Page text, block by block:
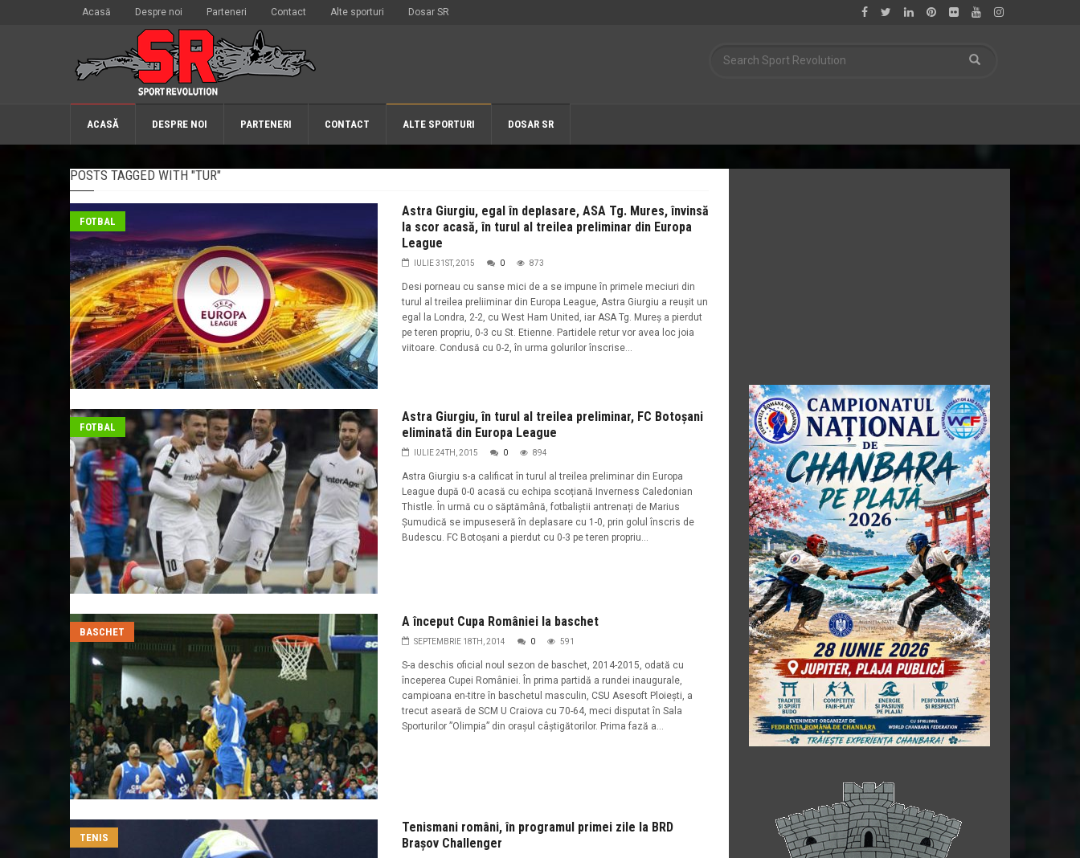
Acasă Despre noi Parteneri Contact Alte sporturi Dosar SR
ACASĂ DESPRE NOI PARTENERI CONTACT ALTE SPORTURI DOSAR SR
POSTS TAGGED WITH "TUR"
FOTBAL
Astra Giurgiu, egal în deplasare, ASA Tg. Mures, învinsă
la scor acasă, în turul al treilea preliminar din Europa
League
IULIE 31ST, 2015 0 873
Desi porneau cu sanse mici de a se impune în primele meciuri din
turul al treilea preliiminar din Europa League, Astra Giurgiu a reușit un
egal la Londra, 2-2, cu West Ham United, iar ASA Tg. Mureș a pierdut
pe teren propriu, 0-3 cu St. Etienne. Partidele retur vor avea loc joia
viitoare. Condusă cu 0-2, în urma golurilor înscrise...
FOTBAL
Astra Giurgiu, în turul al treilea preliminar, FC Botoșani
eliminată din Europa League
IULIE 24TH, 2015 0 894
Astra Giurgiu s-a calificat în turul al treilea preliminar din Europa
League după 0-0 acasă cu echipa scoțiană Inverness Caledonian
Thistle. În urmă cu o săptămână, fotbaliștii antrenați de Marius
Șumudică se impuseseră în deplasare cu 1-0, prin golul înscris de
Budescu. FC Botoșani a pierdut cu 0-3 pe teren propriu...
BASCHET
A început Cupa României la baschet
SEPTEMBRIE 18TH, 2014 0 591
S-a deschis oficial noul sezon de baschet, 2014-2015, odată cu
începerea Cupei României. În prima partidă a rundei inaugurale,
campioana en-titre în baschetul masculin, CSU Asesoft Ploiești, a
trecut aseară de SCM U Craiova cu 70-64, meci disputat în Sala
Sporturilor ”Olimpia” din orașul câștigătorilor. Prima fază a...
TENIS
Tenismani români, în programul primei zile la BRD
Brașov Challenger